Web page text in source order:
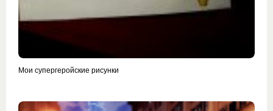
Мои супергеройские рисунки